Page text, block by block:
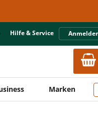
Hilfe & Service
Marken